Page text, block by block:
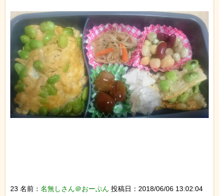
23 名前： 名無しさん＠おーぷん 投稿日：2018/06/06 13:02:04